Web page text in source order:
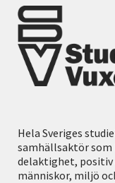
Hela Sveriges
samhällsaktör
delaktighet,
människor, miljö